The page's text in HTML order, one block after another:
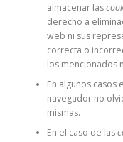
almacenar las
derecho a
web ni sus
correcta o
los mencionados
En algunos casos
navegador no
mismas.
En el caso de las